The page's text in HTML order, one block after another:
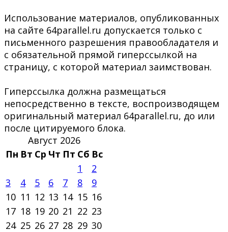
Использование материалов, опубликованных
на сайте 64parallel.ru допускается только с
письменного разрешения правообладателя и
с обязательной прямой гиперссылкой на
страницу, с которой материал заимствован.
Гиперссылка должна размещаться
непосредственно в тексте, воспроизводящем
оригинальный материал 64parallel.ru, до или
после цитируемого блока.
Август 2026
Пн Вт Ср Чт Пт Сб Вс
1
2
3
4 5 6 7 8
9
10 11 12 13 14 15 16
17 18 19 20 21 22 23
24 25 26 27 28 29 30